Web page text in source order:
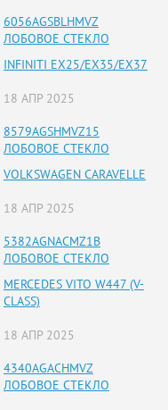
6056AGSBLHMVZ
ЛОБОВОЕ СТЕКЛО
INFINITI EX25/EX35/EX37
18 АПР 2025
8579AGSHMVZ15
ЛОБОВОЕ СТЕКЛО
VOLKSWAGEN CARAVELLE
18 АПР 2025
5382AGNACMZ1B
ЛОБОВОЕ СТЕКЛО
MERCEDES VITO W447 (V-
CLASS)
18 АПР 2025
4340AGACHMVZ
ЛОБОВОЕ СТЕКЛО